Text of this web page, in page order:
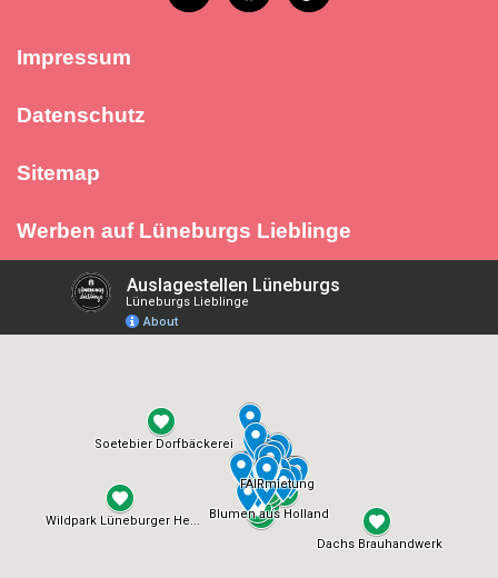
Impressum
Datenschutz
Sitemap
Werben auf Lüneburgs Lieblinge